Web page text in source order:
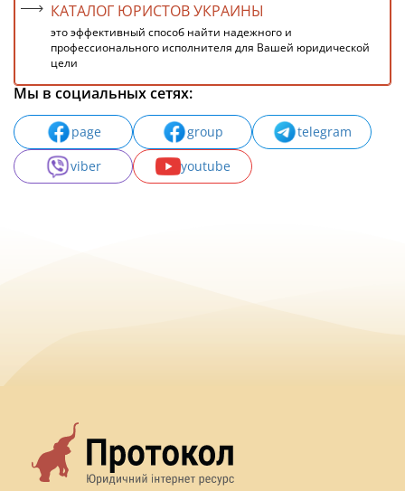
КАТАЛОГ ЮРИСТОВ УКРАИНЫ
это эффективный способ найти надежного и
профессионального исполнителя для Вашей юридической
цели
Мы в социальных сетях:
page group
telegram
viber
youtube